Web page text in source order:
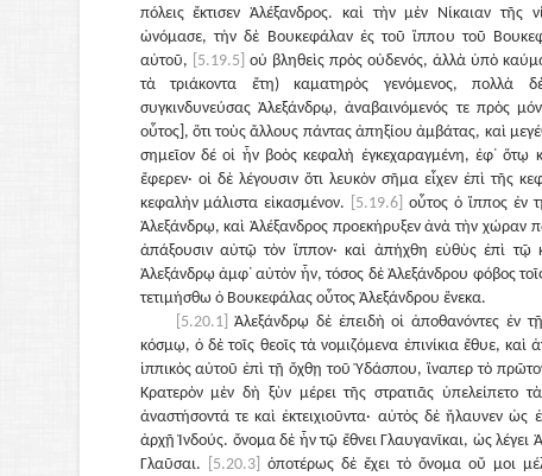
πόλεις ἔκτισεν Ἀλέξανδρος. καὶ τὴν μὲν Νίκαιαν τῆς
ὠνόμασε, τὴν δὲ Βουκεφάλαν ἐς τοῦ ἵππου τοῦ
αὐτοῦ,
[5.19.5] οὐ βληθεὶς πρὸς οὐδενός, ἀλλὰ ὑπὸ
τὰ τριάκοντα ἔτη) καματηρὸς γενόμενος, πολλὰ
συγκινδυνεύσας Ἀλεξάνδρῳ, ἀναβαινόμενός τε πρὸς
οὗτος], ὅτι τοὺς ἄλλους πάντας ἀπηξίου ἀμβάτας, καὶ
σημεῖον δέ οἱ ἦν βοὸς κεφαλὴ ἐγκεχαραγμένη, ἐφ᾽ ὅτῳ
ἔφερεν· οἱ δὲ λέγουσιν ὅτι λευκὸν σῆμα εἶχεν ἐπὶ τῆς
κεφαλὴν μάλιστα εἰκασμένον.
[5.19.6] οὗτος ὁ ἵππος ἐν
Ἀλεξάνδρῳ, καὶ Ἀλέξανδρος προεκήρυξεν ἀνὰ τὴν χώραν
ἀπάξουσιν αὐτῷ τὸν ἵππον· καὶ ἀπήχθη εὐθὺς ἐπὶ τῷ
Ἀλεξάνδρῳ ἀμφ᾽ αὐτὸν ἦν, τόσος δὲ Ἀλεξάνδρου φόβος
τετιμήσθω ὁ Βουκεφάλας οὗτος Ἀλεξάνδρου ἕνεκα.
[5.20.1] Ἀλεξάνδρῳ δὲ ἐπειδὴ οἱ ἀποθανόντες ἐν
κόσμῳ, ὁ δὲ τοῖς θεοῖς τὰ νομιζόμενα ἐπινίκια ἔθυε, καὶ
ἱππικὸς αὐτοῦ ἐπὶ τῇ ὄχθῃ τοῦ Ὑδάσπου, ἵναπερ τὸ
Κρατερὸν μὲν δὴ ξὺν μέρει τῆς στρατιᾶς ὑπελείπετο
ἀναστήσοντά τε καὶ ἐκτειχιοῦντα· αὐτὸς δὲ ἤλαυνεν
ἀρχῇ Ἰνδούς. ὄνομα δὲ ἦν τῷ ἔθνει Γλαυγανῖκαι, ὡς λέγει
Γλαῦσαι.
[5.20.3]
ὁποτέρως δὲ ἔχει τὸ ὄνομα οὔ μοι